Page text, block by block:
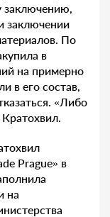
заключению,
заключении
По
в
на примерно
в его состав,
«Либо
Prague» в
на